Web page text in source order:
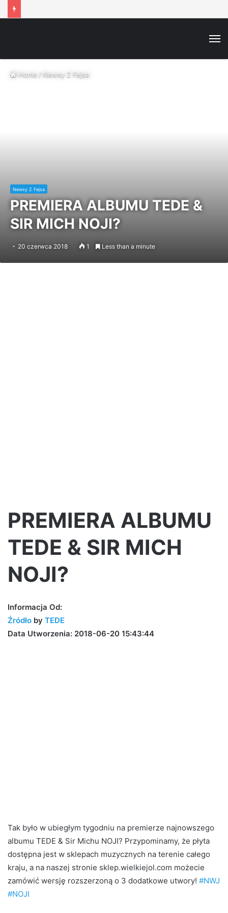
Home/Newsy Z Fejsa
Newsy Z Fejsa
PREMIERA ALBUMU TEDE &
SIR MICH NOJI?
20 czerwca 2018 1 Less than a minute
PREMIERA ALBUMU
TEDE & SIR MICH
NOJI?
Informacja Od:
Źródło by TEDE
Data Utworzenia: 2018-06-20 15:43:44
Tak było w ubiegłym tygodniu na premierze najnowszego
albumu TEDE & Sir Michu NOJI? Przypominamy, że płyta
dostępna jest w sklepach muzycznych na terenie całego
kraju, a na naszej stronie sklep.wielkiejol.com możecie
zamówić wersję rozszerzoną o 3 dodatkowe utwory! #NWJ
#NOJI